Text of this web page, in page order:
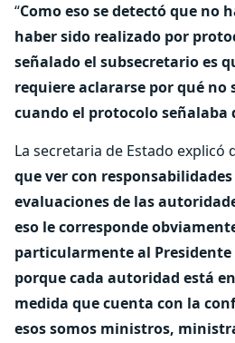
“Como eso se detectó que no
haber sido realizado por
señalado el subsecretario es
requiere aclararse por qué no
cuando el protocolo señalaba
La secretaria de Estado explicó
que ver con
evaluaciones de las
eso le corresponde
particularmente al Presidente
porque cada autoridad está
medida que cuenta con la
esos somos ministros,